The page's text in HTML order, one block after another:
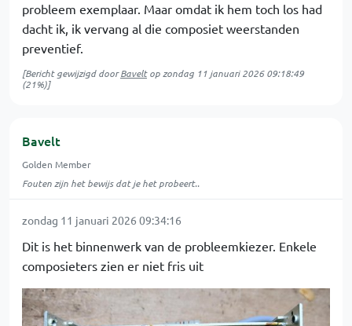
probleem exemplaar. Maar omdat ik hem toch los had
dacht ik, ik vervang al die composiet weerstanden
preventief.
[Bericht gewijzigd doorBaveltopzondag 11 januari 2026 09:18:49
(21%)]
Bavelt
Golden Member
Fouten zijn het bewijs dat je het probeert..
zondag 11 januari 2026 09:34:16
Dit is het binnenwerk van de probleemkiezer. Enkele
composieters zien er niet fris uit